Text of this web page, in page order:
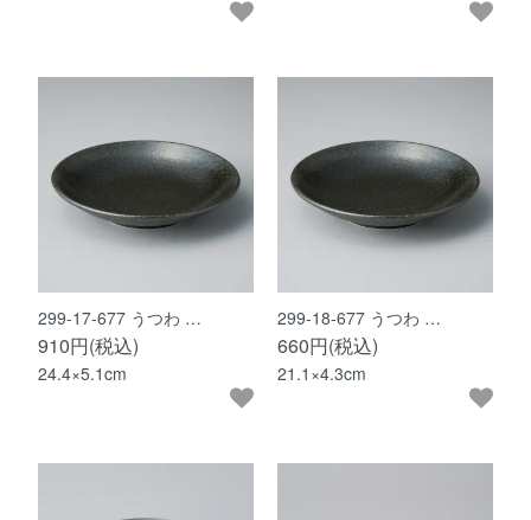
299-17-677 うつわ …
910円(税込)
24.4×5.1cm
299-18-677 うつわ …
660円(税込)
21.1×4.3cm